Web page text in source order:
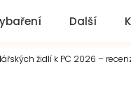
Další
židlí k PC 2026 –